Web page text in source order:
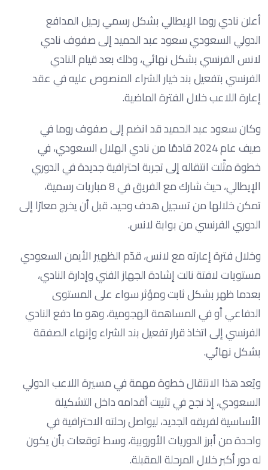
أعلن نادي روما الإيطالي بشكل رسمي رحيل المدافع
الدولي السعودي سعود عبد الحميد إلى صفوف نادي
لانس الفرنسي بشكل نهائي، وذلك بعد قيام النادي
الفرنسي بتفعيل بند خيار الشراء المنصوص عليه في عقد
إعارة اللاعب خلال الفترة الماضية.
وكان سعود عبد الحميد قد انضم إلى صفوف روما في
صيف عام 2024 قادمًا من نادي الهلال السعودي، في
خطوة مثّلت انتقاله إلى تجربة احترافية جديدة في الدوري
الإيطالي، حيث شارك مع الفريق في 8 مباريات رسمية،
تمكن خلالها من تسجيل هدف وحيد، قبل أن يخرج معارًا إلى
الدوري الفرنسي من بوابة لانس.
وخلال فترة إعارته مع لانس، قدّم الظهير الأيمن السعودي
مستويات لافتة نالت إشادة الجهاز الفني وإدارة النادي،
بعدما ظهر بشكل ثابت ومؤثر سواء على المستوى
الدفاعي أو في المساهمة الهجومية، وهو ما دفع النادي
الفرنسي إلى اتخاذ قرار تفعيل بند الشراء وإنهاء الصفقة
بشكل نهائي.
ويُعد هذا الانتقال خطوة مهمة في مسيرة اللاعب الدولي
السعودي، إذ نجح في تثبيت أقدامه داخل التشكيلة
الأساسية لفريقه الجديد، ليواصل رحلته الاحترافية في
واحدة من أبرز الدوريات الأوروبية، وسط توقعات بأن يكون
له دور أكبر خلال المرحلة المقبلة.